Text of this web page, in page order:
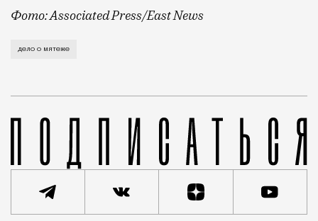
Фото: Associated Press/East News
Уголовное дело против Евгения Пригожина за
дело о мятеже